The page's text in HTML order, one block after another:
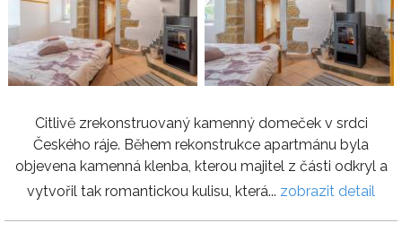
Citlivě zrekonstruovaný kamenný domeček v srdci
Českého ráje. Během rekonstrukce apartmánu byla
objevena kamenná klenba, kterou majitel z části odkryl a
vytvořil tak romantickou kulisu, která... zobrazit detail